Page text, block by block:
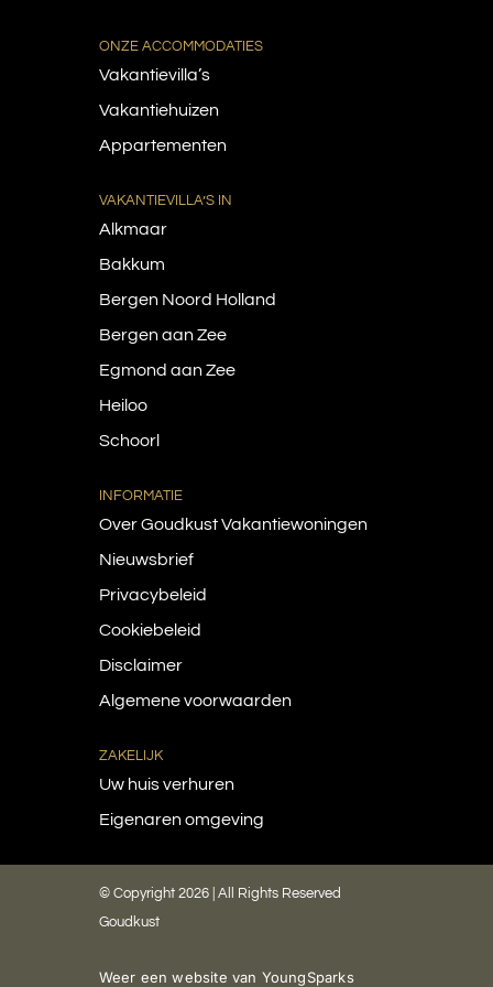
ONZE ACCOMMODATIES
Vakantievilla’s
Vakantiehuizen
Appartementen
VAKANTIEVILLA’S IN
Alkmaar
Bakkum
Bergen Noord Holland
Bergen aan Zee
Egmond aan Zee
Heiloo
Schoorl
INFORMATIE
Over Goudkust Vakantiewoningen
Nieuwsbrief
Privacybeleid
Cookiebeleid
Disclaimer
Algemene voorwaarden
ZAKELIJK
Uw huis verhuren
Eigenaren omgeving
© Copyright 2026 | All Rights Reserved
Goudkust
Weer een website van YoungSparks